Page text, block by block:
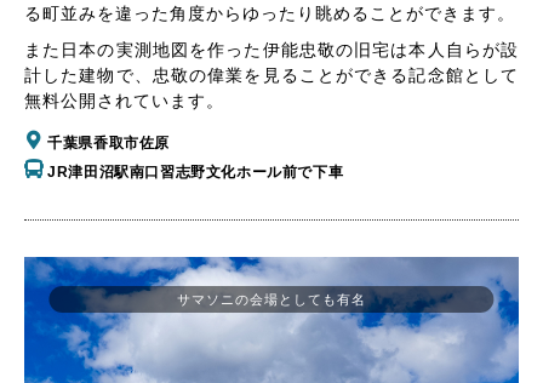
る町並みを違った角度からゆったり眺めることができます。
また日本の実測地図を作った伊能忠敬の旧宅は本人自らが設
計した建物で、忠敬の偉業を見ることができる記念館として
無料公開されています。
千葉県香取市佐原
JR津田沼駅南口習志野文化ホール前で下車
サマソニの会場としても有名